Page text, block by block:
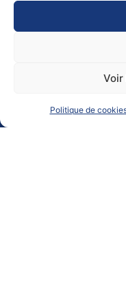
Voir
Politique de
Une solution logistique